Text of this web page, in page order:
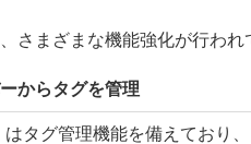
さまざまな機能強化が行われ
からタグを管理
タグ管理機能を備えており